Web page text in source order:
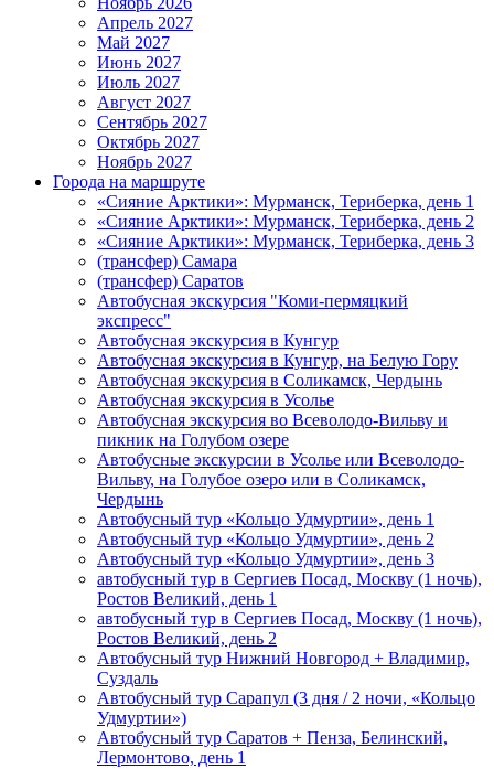
Апрель 2027
Май 2027
Июнь 2027
Июль 2027
Август 2027
Сентябрь 2027
Октябрь 2027
Ноябрь 2027
Города на маршруте
«Сияние Арктики»: Мурманск, Териберка, день 1
«Сияние Арктики»: Мурманск, Териберка, день 2
«Сияние Арктики»: Мурманск, Териберка, день 3
(трансфер) Самара
(трансфер) Саратов
Автобусная экскурсия "Коми-пермяцкий
экспресс"
Автобусная экскурсия в Кунгур
Автобусная экскурсия в Кунгур, на Белую Гору
Автобусная экскурсия в Соликамск, Чердынь
Автобусная экскурсия в Усолье
Автобусная экскурсия во Всеволодо-Вильву и
пикник на Голубом озере
Автобусные экскурсии в Усолье или Всеволодо-
Вильву, на Голубое озеро или в Соликамск,
Чердынь
Автобусный тур «Кольцо Удмуртии», день 1
Автобусный тур «Кольцо Удмуртии», день 2
Автобусный тур «Кольцо Удмуртии», день 3
автобусный тур в Сергиев Посад, Москву (1 ночь),
Ростов Великий, день 1
автобусный тур в Сергиев Посад, Москву (1 ночь),
Ростов Великий, день 2
Автобусный тур Нижний Новгород + Владимир,
Суздаль
Автобусный тур Сарапул (3 дня / 2 ночи, «Кольцо
Удмуртии»)
Автобусный тур Саратов + Пенза, Белинский,
Лермонтово, день 1